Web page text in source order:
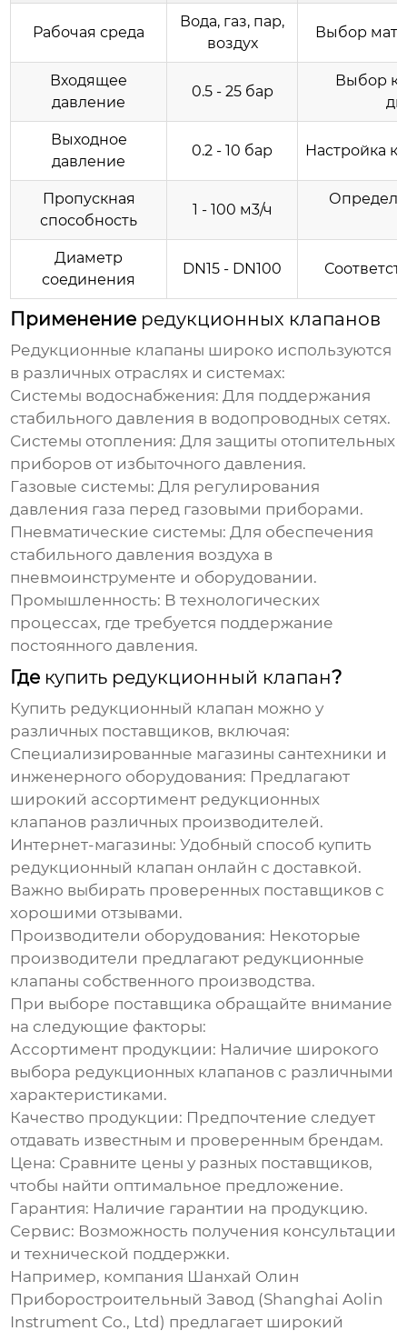
Рабочая среда
Вода, газ, пар,
воздух
Выбор
Входящее
давление
0.5 - 25 бар
Выбор
Выходное
давление
0.2 - 10 бар Настройка
Пропускная
способность
1 - 100 м3/ч
Диаметр
соединения
DN15 - DN100
Применение редукционных клапанов
Редукционные клапаны широко используются
в различных отраслях и системах:
Системы водоснабжения: Для поддержания
стабильного давления в водопроводных сетях.
Системы отопления: Для защиты отопительных
приборов от избыточного давления.
Газовые системы: Для регулирования
давления газа перед газовыми приборами.
Пневматические системы: Для обеспечения
стабильного давления воздуха в
пневмоинструменте и оборудовании.
Промышленность: В технологических
процессах, где требуется поддержание
постоянного давления.
Где купить редукционный клапан?
Купить редукционный клапан можно у
различных поставщиков, включая:
Специализированные магазины сантехники и
инженерного оборудования: Предлагают
широкий ассортимент редукционных
клапанов различных производителей.
Интернет-магазины: Удобный способ купить
редукционный клапан онлайн с доставкой.
Важно выбирать проверенных поставщиков с
хорошими отзывами.
Производители оборудования: Некоторые
производители предлагают редукционные
клапаны собственного производства.
При выборе поставщика обращайте внимание
на следующие факторы:
Ассортимент продукции: Наличие широкого
выбора редукционных клапанов с различными
характеристиками.
Качество продукции: Предпочтение следует
отдавать известным и проверенным брендам.
Цена: Сравните цены у разных поставщиков,
чтобы найти оптимальное предложение.
Гарантия: Наличие гарантии на продукцию.
Сервис: Возможность получения консультации
и технической поддержки.
Например, компания Шанхай Олин
Приборостроительный Завод (Shanghai Aolin
Instrument Co., Ltd) предлагает широкий